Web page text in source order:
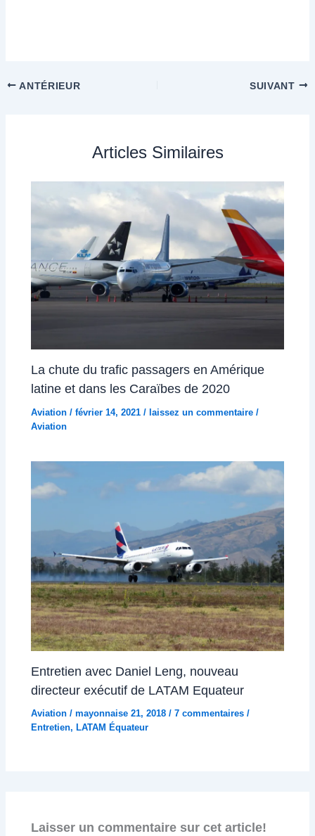
ANTÉRIEUR SUIVANT
Articles Similaires
La chute du trafic passagers en Amérique
latine et dans les Caraïbes de 2020
Aviation /février 14, 2021/ laissez un commentaire /
Aviation
Entretien avec Daniel Leng, nouveau
directeur exécutif de LATAM Equateur
Aviation /mayonnaise 21, 2018/7 commentaires /
Entretien, LATAM Équateur
Laisser un commentaire sur cet article!